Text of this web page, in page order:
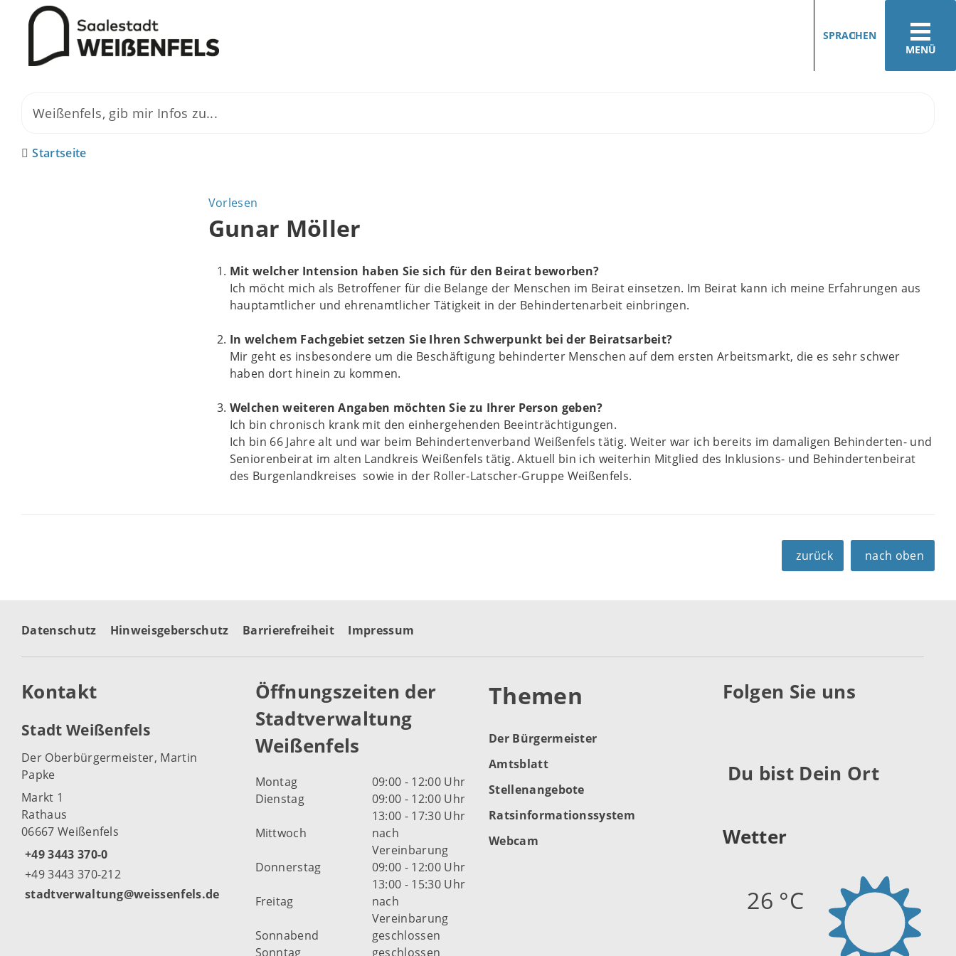
MENÜ
SPRACHEN
Startseite
Vorlesen
Gunar Möller
Mit welcher Intension haben Sie sich für den Beirat beworben?
Ich möcht mich als Betroffener für die Belange der Menschen im Beirat einsetzen. Im Beirat kann ich meine Erfahrungen aus
hauptamtlicher und ehrenamtlicher Tätigkeit in der Behindertenarbeit einbringen.
In welchem Fachgebiet setzen Sie Ihren Schwerpunkt bei der Beiratsarbeit?
Mir geht es insbesondere um die Beschäftigung behinderter Menschen auf dem ersten Arbeitsmarkt, die es sehr schwer
haben dort hinein zu kommen.
Welchen weiteren Angaben möchten Sie zu Ihrer Person geben?
Ich bin chronisch krank mit den einhergehenden Beeinträchtigungen.
Ich bin 66 Jahre alt und war beim Behindertenverband Weißenfels tätig. Weiter war ich bereits im damaligen Behinderten- und
Seniorenbeirat im alten Landkreis Weißenfels tätig. Aktuell bin ich weiterhin Mitglied des Inklusions- und Behindertenbeirat
des Burgenlandkreises sowie in der Roller-Latscher-Gruppe Weißenfels.
zurück nach oben
Datenschutz Hinweisgeberschutz Barrierefreiheit Impressum
Kontakt
Stadt Weißenfels
Der Oberbürgermeister, Martin
Papke
Markt 1
Rathaus
06667 Weißenfels
+49 3443 370-0
+49 3443 370-212
stadtverwaltung@weissenfels.de
Öffnungszeiten der
Stadtverwaltung
Weißenfels
Montag
09:00 - 12:00 Uhr
Dienstag
09:00 - 12:00 Uhr
13:00 - 17:30 Uhr
Mittwoch
nach
Vereinbarung
Donnerstag
09:00 - 12:00 Uhr
13:00 - 15:30 Uhr
Freitag
nach
Vereinbarung
Sonnabend
geschlossen
Sonntag
geschlossen
Themen
Der Bürgermeister
Amtsblatt
Stellenangebote
Ratsinformationssystem
Webcam
Folgen Sie uns
Du bist Dein Ort
Wetter
26 °C